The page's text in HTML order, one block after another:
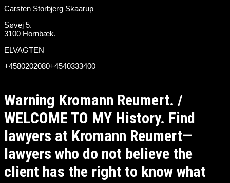
Carsten Storbjerg Skaarup
Søvej 5.
3100 Hornbæk.
ELVAGTEN
+4580202080+4540333400
Warning Kromann Reumert. /
WELCOME TO MY History. Find
lawyers at Kromann Reumert—
lawyers who do not believe the
client has the right to know what